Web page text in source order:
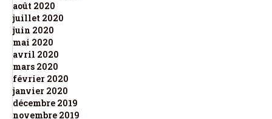
août 2020
juillet 2020
juin 2020
mai 2020
avril 2020
mars 2020
février 2020
janvier 2020
décembre 2019
novembre 2019